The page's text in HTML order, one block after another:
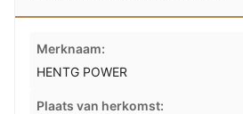
Merknaam:
HENTG POWER
Plaats van herkomst: